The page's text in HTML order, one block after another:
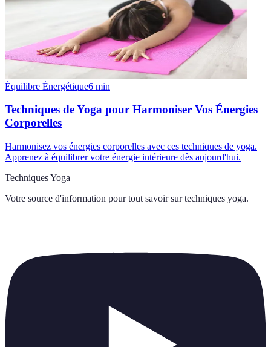
Équilibre Énergétique6 min
Techniques de Yoga pour Harmoniser Vos Énergies
Corporelles
Harmonisez vos énergies corporelles avec ces techniques de yoga.
Apprenez à équilibrer votre énergie intérieure dès aujourd'hui.
Techniques Yoga
Votre source d'information pour tout savoir sur techniques yoga.